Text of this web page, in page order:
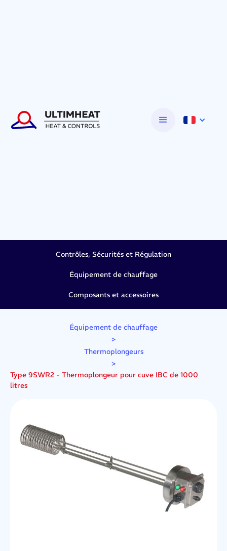
Contrôles, Sécurités et Régulation
Équipement de chauffage
Composants et accessoires
Équipement de chauffage
>
Thermoplongeurs
>
Type 9SWR2 - Thermoplongeur pour cuve IBC de 1000
litres